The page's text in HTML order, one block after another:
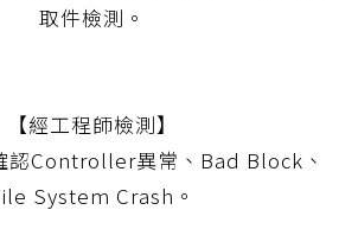
取件檢測。
【經工程師檢測】
認Controller異常、Bad Block、
System Crash。